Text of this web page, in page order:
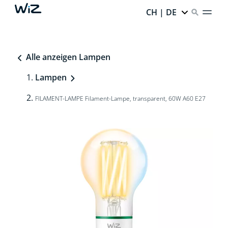
CH | DE
Alle anzeigen Lampen
Lampen
FILAMENT-LAMPE Filament-Lampe, transparent, 60W A60 E27